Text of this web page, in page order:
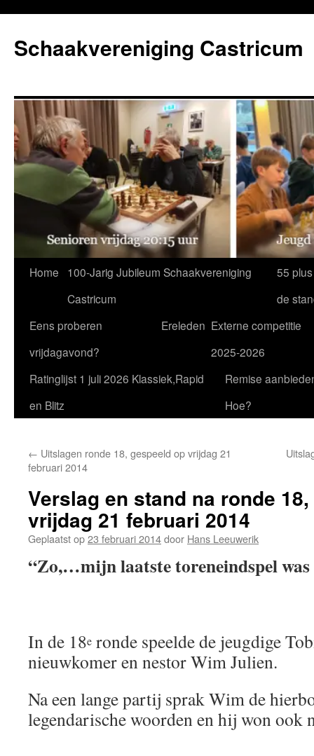
de
inhoud
Schaakvereniging Castricum
Home
100-Jarig Jubileum Schaakvereniging
Castricum
55
de
Eens proberen
vrijdagavond?
Ereleden Externe competitie
2025-2026
Ratinglijst 1 juli 2026 Klassiek,Rapid
en Blitz
Remise
Hoe?
← Uitslagen ronde 18, gespeeld op vrijdag 21
februari 2014
Verslag en stand na ronde
vrijdag 21 februari 2014
Geplaatst op23 februari 2014door Hans Leeuwerik
“Zo,…mijn laatste toreneindspel
In de 18e ronde speelde de jeugdige
nieuwkomer en nestor Wim Julien.
Na een lange partij sprak Wim de
legendarische woorden en hij won ook